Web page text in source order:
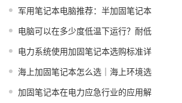
军用笔记本电脑推荐：半加固笔记本
电脑可以在多少度低温下运行？耐低
电力系统使用加固笔记本选购标准详
海上加固笔记本怎么选｜海上环境选
加固笔记本在电力应急行业的应用解